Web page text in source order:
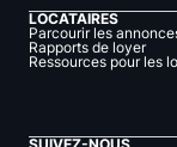
LOCATAIRES
Parcourir les
Rapports de loyer
Ressources pour les